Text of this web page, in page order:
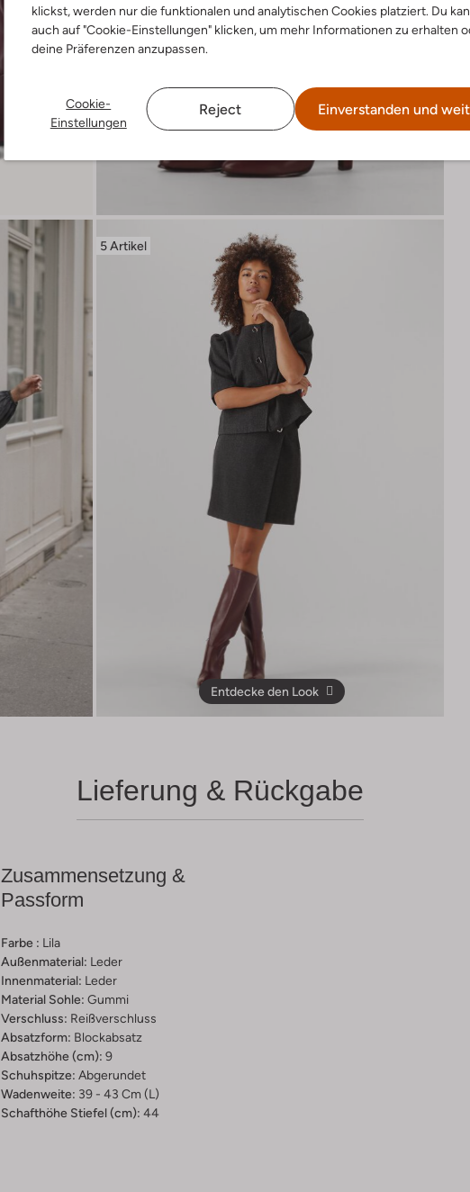
klickst, werden nur die funktionalen und analytischen Cookies platziert. Du
auch auf "Cookie-Einstellungen" klicken, um mehr Informationen zu erhalten
deine Präferenzen anzupassen.
Cookie-
Einstellungen
Reject Einverstanden und
5 Artikel
Entdecke den Look
Lieferung & Rückgabe
Zusammensetzung &
Passform
Farbe : Lila
Außenmaterial: Leder
Innenmaterial: Leder
Material Sohle: Gummi
Verschluss: Reißverschluss
Absatzform: Blockabsatz
Absatzhöhe (cm): 9
Schuhspitze: Abgerundet
Wadenweite: 39 - 43 Cm (l)
Schafthöhe Stiefel (cm): 44